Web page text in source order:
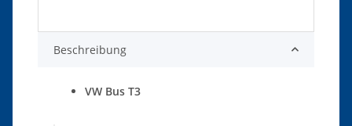
Beschreibung
VW Bus T3